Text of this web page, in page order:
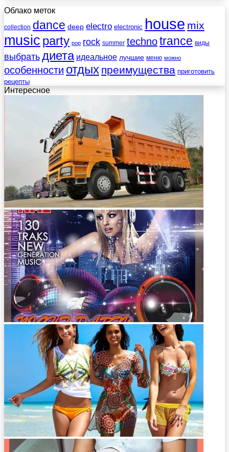
Облако меток
collection dance deep electro electronic house mix
music party pop rock summer technotrance виды
выбратьдиета идеальное лучшие меню можно
особенности отдых преимущества приготовить
рецепты
Интересное